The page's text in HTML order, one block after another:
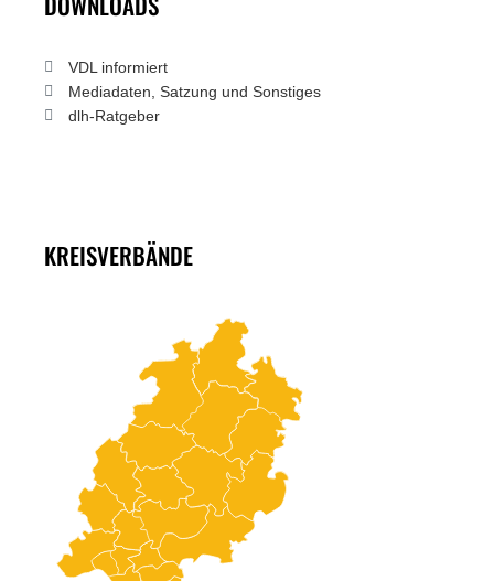
VDL informiert
Mediadaten, Satzung und Sonstiges
dlh-Ratgeber
KREISVERBÄNDE